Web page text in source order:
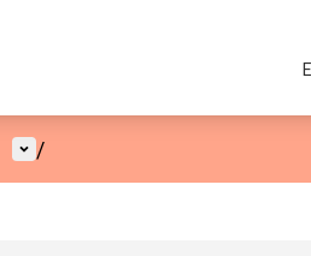
Menu utilisateur
/